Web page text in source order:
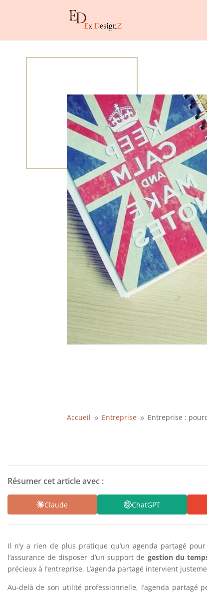
Accueil 9 Entreprise 9 Entreprise :
Résumer cet article avec :
Claude ChatGPT
Il n’y a rien de plus pratique qu’un agenda partagé
l’assurance de disposer d’un support de gestion du
précieux à l’entreprise. L’agenda partagé intervient
Au-delà de son utilité professionnelle, l’agenda